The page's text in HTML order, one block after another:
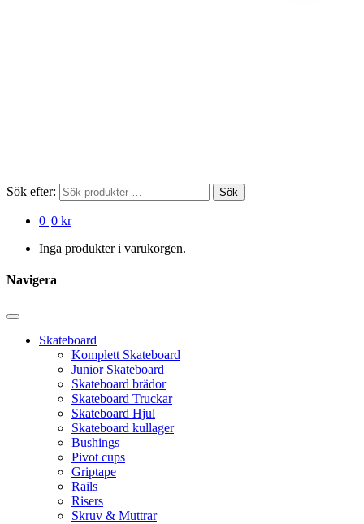
Sök efter: Sök
0 |0 kr
Inga produkter i varukorgen.
Navigera
Skateboard
Komplett Skateboard
Junior Skateboard
Skateboard brädor
Skateboard Truckar
Skateboard Hjul
Skateboard kullager
Bushings
Pivot cups
Griptape
Rails
Risers
Skruv & Muttrar